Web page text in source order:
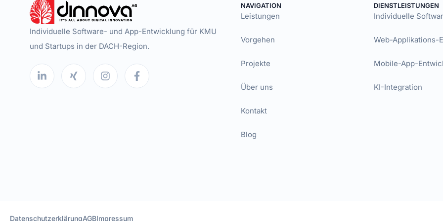
Individuelle Software- und App-Entwicklung für KMU
und Startups in der DACH-Region.
NAVIGATION
Leistungen
Vorgehen
Projekte
Über uns
Kontakt
Blog
DIENSTLEISTUNGEN
Individuelle
Web-Applikations-
Mobile-App-
KI-Integration
DatenschutzerklärungAGBImpressum